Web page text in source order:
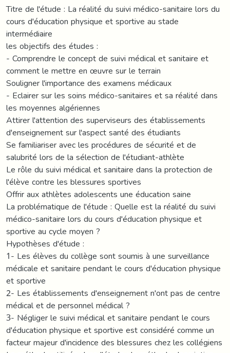
Titre de l'étude : La réalité du suivi médico-sanitaire lors du
cours d'éducation physique et sportive au stade
intermédiaire
les objectifs des études :
- Comprendre le concept de suivi médical et sanitaire et
comment le mettre en œuvre sur le terrain
Souligner l'importance des examens médicaux
- Eclairer sur les soins médico-sanitaires et sa réalité dans
les moyennes algériennes
Attirer l'attention des superviseurs des établissements
d'enseignement sur l'aspect santé des étudiants
Se familiariser avec les procédures de sécurité et de
salubrité lors de la sélection de l'étudiant-athlète
Le rôle du suivi médical et sanitaire dans la protection de
l'élève contre les blessures sportives
Offrir aux athlètes adolescents une éducation saine
La problématique de l'étude : Quelle est la réalité du suivi
médico-sanitaire lors du cours d'éducation physique et
sportive au cycle moyen ?
Hypothèses d'étude :
1- Les élèves du collège sont soumis à une surveillance
médicale et sanitaire pendant le cours d'éducation physique
et sportive
2- Les établissements d'enseignement n'ont pas de centre
médical et de personnel médical ?
3- Négliger le suivi médical et sanitaire pendant le cours
d'éducation physique et sportive est considéré comme un
facteur majeur d'incidence des blessures chez les collégiens